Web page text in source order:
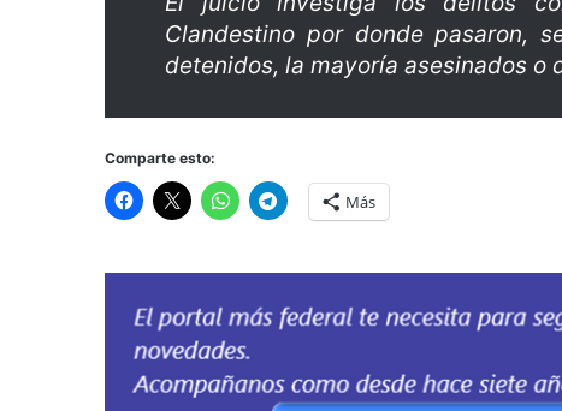
Clandestino por donde pasaron,
detenidos, la mayoría asesinados o
Comparte esto:
Más